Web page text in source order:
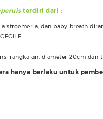
terdiri dari :
dan baby breath
rangkaian: diameter 20cm dan
hanya berlaku untuk